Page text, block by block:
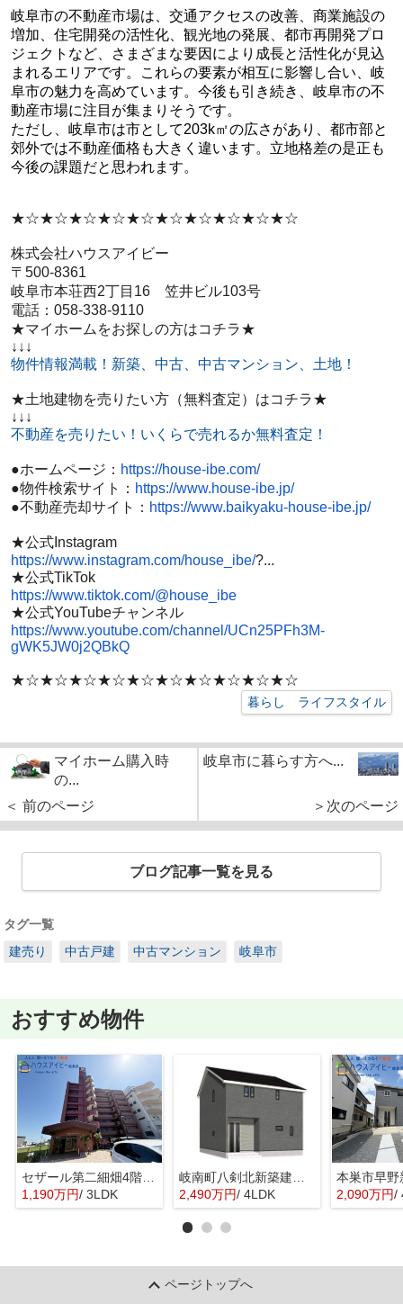
岐阜市の不動産市場は、交通アクセスの改善、商業施設の
増加、住宅開発の活性化、観光地の発展、都市再開発プロ
ジェクトなど、さまざまな要因により成長と活性化が見込
まれるエリアです。これらの要素が相互に影響し合い、岐
阜市の魅力を高めています。今後も引き続き、岐阜市の不
動産市場に注目が集まりそうです。
ただし、岐阜市は市として203k㎡の広さがあり、都市部と
郊外では不動産価格も大きく違います。立地格差の是正も
今後の課題だと思われます。
★☆★☆★☆★☆★☆★☆★☆★☆★☆★☆
株式会社ハウスアイビー
〒500-8361
岐阜市本荘西2丁目16 笠井ビル103号
電話：058-338-9110
★マイホームをお探しの方はコチラ★
↓↓↓
物件情報満載！新築、中古、中古マンション、土地！
★土地建物を売りたい方（無料査定）はコチラ★
↓↓↓
不動産を売りたい！いくらで売れるか無料査定！
●ホームページ： https://house-ibe.com/
●物件検索サイト： https://www.house-ibe.jp/
●不動産売却サイト： https://www.baikyaku-house-ibe.jp/
★公式Instagram
https://www.instagram.com/house_ibe/?...
★公式TikTok
https://www.tiktok.com/@house_ibe
★公式YouTubeチャンネル
https://www.youtube.com/channel/UCn25PFh3M-
gWK5JW0j2QBkQ
★☆★☆★☆★☆★☆★☆★☆★☆★☆★☆
暮らし ライフスタイル
マイホーム購入時
の...
＜ 前のページ
岐阜市に暮らす方へ...
＞次のページ
ブログ記事一覧を見る
タグ一覧
建売り
中古戸建 中古マンション 岐阜市
おすすめ物件
セザール第二細畑4階部分！敷地内駐車場あり！浴室乾燥機・食器洗浄乾燥機付き！細畑駅まで徒歩10分！
1,190万円/ 3LDK
2,490万円/ 4LDK 2,090万円/
ページトップへ